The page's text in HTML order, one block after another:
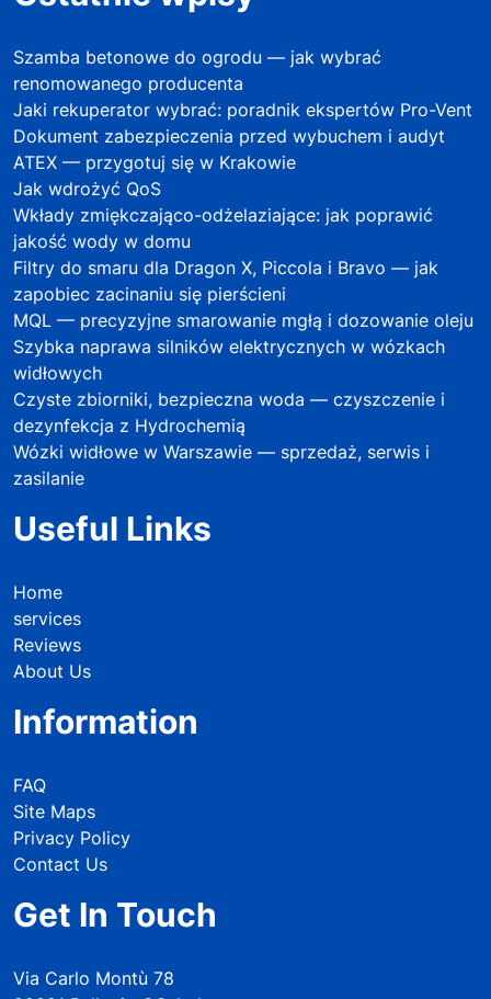
Szamba betonowe do ogrodu — jak wybrać
renomowanego producenta
Jaki rekuperator wybrać: poradnik ekspertów Pro-Vent
Dokument zabezpieczenia przed wybuchem i audyt
ATEX — przygotuj się w Krakowie
Jak wdrożyć QoS
Wkłady zmiękczająco-odżelaziające: jak poprawić
jakość wody w domu
Filtry do smaru dla Dragon X, Piccola i Bravo — jak
zapobiec zacinaniu się pierścieni
MQL — precyzyjne smarowanie mgłą i dozowanie oleju
Szybka naprawa silników elektrycznych w wózkach
widłowych
Czyste zbiorniki, bezpieczna woda — czyszczenie i
dezynfekcja z Hydrochemią
Wózki widłowe w Warszawie — sprzedaż, serwis i
zasilanie
Useful Links
Home
services
Reviews
About Us
Information
FAQ
Site Maps
Privacy Policy
Contact Us
Get In Touch
Via Carlo Montù 78